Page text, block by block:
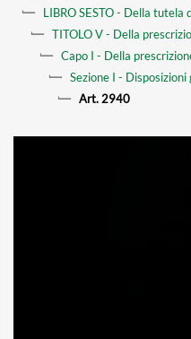
LIBRO SESTO - Della tutela
TITOLO V - Della
Capo I - Della
Sezione I - Disposizioni
Art. 2940